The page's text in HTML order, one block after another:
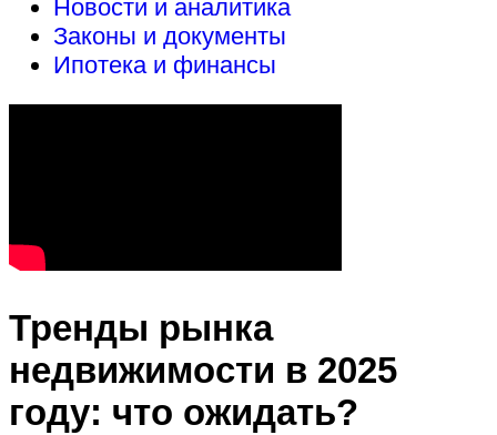
Новости и аналитика
Законы и документы
Ипотека и финансы
Тренды рынка
недвижимости в 2025
году: что ожидать?